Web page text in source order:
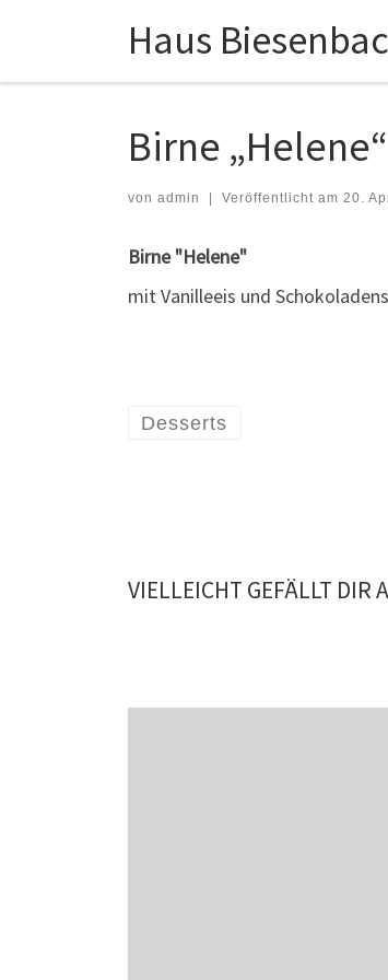
Zum Inhalt springenHaus
Birne „Helene“
von admin Veröffentlicht am 20.
Birne "Helene"
mit Vanilleeis und
Desserts
VIELLEICHT GEFÄLLT DIR